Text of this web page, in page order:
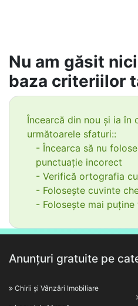
Nu am găsit
baza criteriilor
Încearcă din nou și ia în
următoarele sfaturi::
- Încearca să nu
punctuație incorect
- Verifică ortografia
- Folosește cuvinte
- Folosește mai
Anunțuri gratuite pe
Chirii și Vânzări Imobiliare